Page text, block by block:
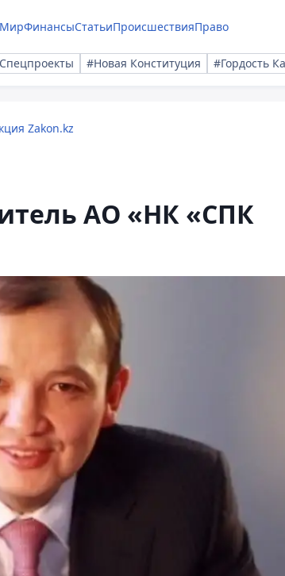
МирФинансыСтатьиПроисшествияПраво
#Новая Конституция #Гордость
Zakon.kz
АО «НК «СПК